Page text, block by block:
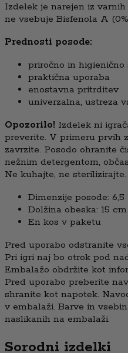
Izdelek je narejen iz
ne vsebuje Bisfenola A
Prednosti posode:
priročno in higienično
praktična uporaba
enostavna pritrditev
univerzalna, ustreza
Opozorilo! Izdelek ni
preverite. V primeru prvih
zavrzite. Posodo ohranite
nežnim detergentom,
Ne kuhajte, ne
Dimenzije posode: 6,5
Dolžina obeska: 15 cm
En kos v paketu
Pred uporabo odstranite
Pri igri naj bo otrok pod
Embalažo obdržite kot
Pred uporabo preberite
shranite kot napotek.
v embalaži. Barve in
naslikanih na embalaži.
Sorodni izdelki